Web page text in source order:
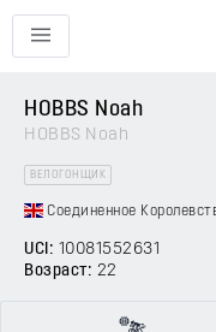
HOBBS Noah
HOBBS Noah
ВЕЛОГОНЩИК
Соединенное
UCI: 10081552631
Возраст: 22